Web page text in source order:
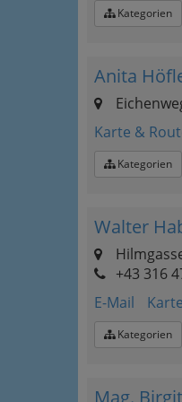
Kategorien
Anita
Karte &
Kategorien
Walter
+43 316
E-Mail
Kategorien
Mag.